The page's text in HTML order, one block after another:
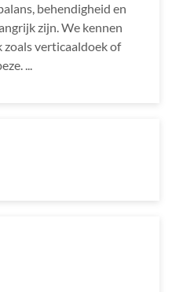
behendigheid en
zijn. We kennen
verticaaldoek of
...